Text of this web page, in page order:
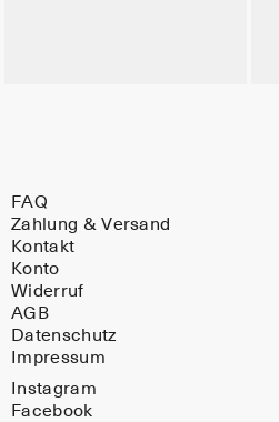
FAQ
Zahlung & Versand
Kontakt
Konto
Widerruf
AGB
Datenschutz
Impressum
Instagram
Facebook